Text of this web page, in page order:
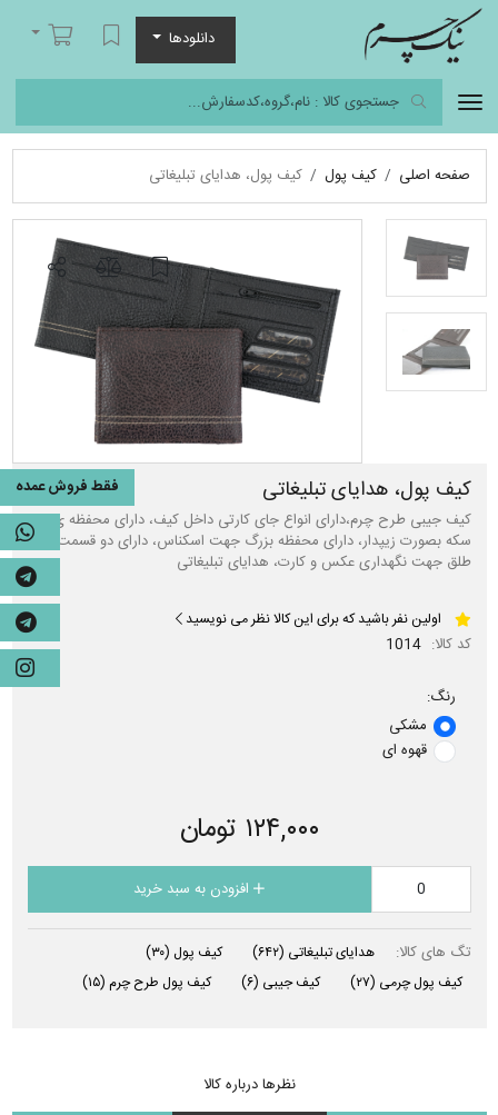
دانلودها
لیست مورد علاقه
سبد خرید
صفحه اصلی کیف پول کیف پول، هدایای تبلیغاتی
کیف پول، هدایای تبلیغاتی
کیف جیبی طرح چرم،دارای انواع جای کارتی داخل کیف، دارای محفظه ی
سکه بصورت زیپدار، دارای محفظه بزرگ جهت اسکناس، دارای دو قسمت با
طلق جهت نگهداری عکس و کارت، هدایای تبلیغاتی
اولین نفر باشید که برای این کالا نظر می نویسید
کد کالا: 1014
رنگ:
مشکی
قهوه ای
۱۲۴,۰۰۰ تومان
افزودن به سبد خرید
تگ های کالا: هدایای تبلیغاتی (۶۴۲) کیف پول (۳۰)
کیف پول چرمی (۲۷) کیف جیبی (۶) کیف پول طرح چرم (۱۵)
نظرها درباره کالا
فقط فروش عمده